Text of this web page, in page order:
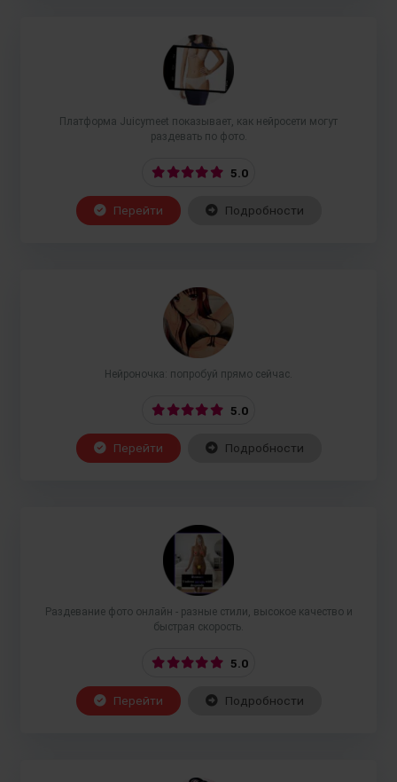
Платформа Juicymeet показывает, как нейросети могут
раздевать по фото.
5.0
Перейти Подробности
Нейроночка: попробуй прямо сейчас.
5.0
Перейти Подробности
Раздевание фото онлайн - разные стили, высокое качество и
быстрая скорость.
5.0
Перейти Подробности